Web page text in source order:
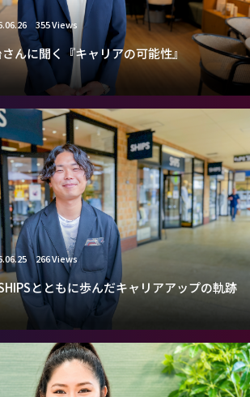
355 Views
んに聞く『キャリアの可能性』
266 Views
とともに歩んだキャリアアップの軌跡